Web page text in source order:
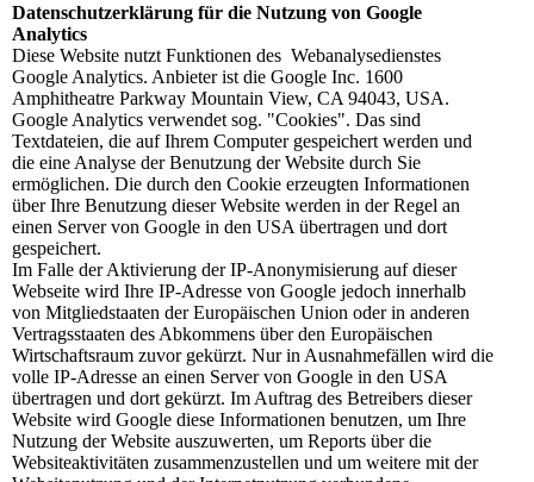
Datenschutzerklärung für die Nutzung von Google
Analytics
Diese Website nutzt Funktionen des Webanalysedienstes
Google Analytics. Anbieter ist die Google Inc. 1600
Amphitheatre Parkway Mountain View, CA 94043, USA.
Google Analytics verwendet sog. "Cookies". Das sind
Textdateien, die auf Ihrem Computer gespeichert werden und
die eine Analyse der Benutzung der Website durch Sie
ermöglichen. Die durch den Cookie erzeugten Informationen
über Ihre Benutzung dieser Website werden in der Regel an
einen Server von Google in den USA übertragen und dort
gespeichert.
Im Falle der Aktivierung der IP-Anonymisierung auf dieser
Webseite wird Ihre IP-Adresse von Google jedoch innerhalb
von Mitgliedstaaten der Europäischen Union oder in anderen
Vertragsstaaten des Abkommens über den Europäischen
Wirtschaftsraum zuvor gekürzt. Nur in Ausnahmefällen wird die
volle IP-Adresse an einen Server von Google in den USA
übertragen und dort gekürzt. Im Auftrag des Betreibers dieser
Website wird Google diese Informationen benutzen, um Ihre
Nutzung der Website auszuwerten, um Reports über die
Websiteaktivitäten zusammenzustellen und um weitere mit der